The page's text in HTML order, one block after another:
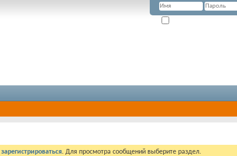
зарегистрироваться. Для просмотра сообщений выберите раздел.